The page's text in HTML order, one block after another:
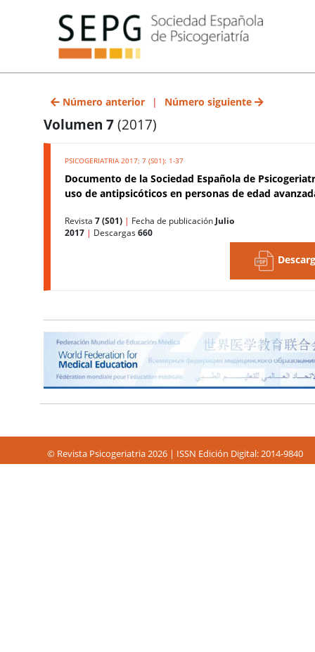
Número siguiente
|
Número anterior
Volumen 7(2017)
PSICOGERIATRIA 2017; 7 (S01): 1-37
Documento de la Sociedad Española de
uso de antipsicóticos en personas de edad
Revista 7 (S01) | Fecha de publicación Julio
2017 | Descargas 660
© Revista Psicogeriatria 2026 | ISSN Edición Digital: 2014-9840